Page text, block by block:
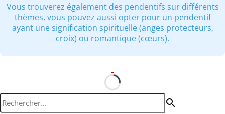
Vous trouverez également des pendentifs sur différents
thèmes, vous pouvez aussi opter pour un pendentif
ayant une signification spirituelle (anges protecteurs,
croix) ou romantique (cœurs).
search